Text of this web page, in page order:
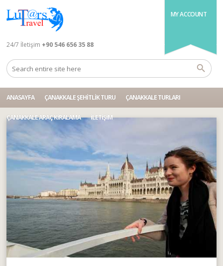
MY ACCOUNT
24/7 İletişim +90 546 656 35 88
ANASAYFA ÇANAKKALE ŞEHITLIK TURU ÇANAKKALE TURLARI
ÇANAKKALE ARAÇ KIRALAMA İLETIŞIM